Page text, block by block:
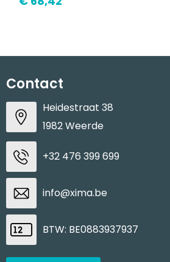
Contact
Heidestraat 38
1982 Weerde
+32 476 399 699
info@xima.be
BTW: BE0883937937